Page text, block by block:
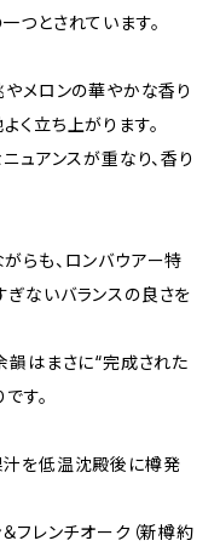
つとされています。
やメロンの華やかな香り
く立ち上がります。
ュアンスが重なり、香り
らも、ロンバウアー特
ないバランスの良さを
韻はまさに“完成された
す。
汁を低温沈殿後に樽発
フレンチオーク（新樽約